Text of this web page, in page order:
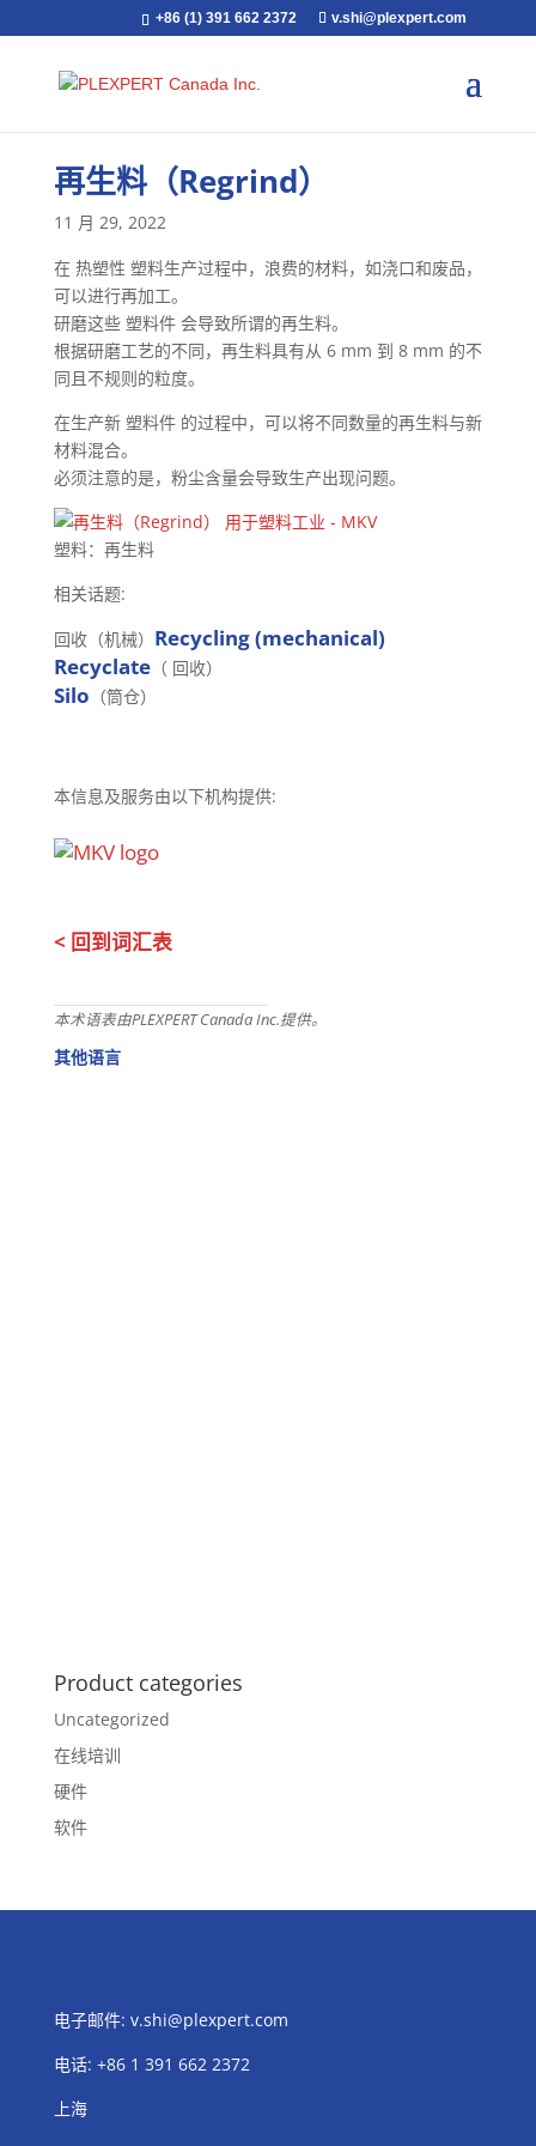
+86 (1) 391 662 2372 v.shi@plexpert.com
再生料（Regrind）
11 月 29, 2022
在 热塑性 塑料生产过程中，浪费的材料，如浇口和废品，
可以进行再加工。
研磨这些 塑料件 会导致所谓的再生料。
根据研磨工艺的不同，再生料具有从 6 mm 到 8 mm 的不
同且不规则的粒度。
在生产新 塑料件 的过程中，可以将不同数量的再生料与新
材料混合。
必须注意的是，粉尘含量会导致生产出现问题。
塑料：再生料
相关话题:
回收（机械） Recycling (mechanical)
Recyclate（ 回收）
Silo （筒仓）
本信息及服务由以下机构提供:
< 回到词汇表
本术语表由PLEXPERT Canada Inc.提供。
其他语言
Product categories
Uncategorized
在线培训
硬件
软件
电子邮件: v.shi@plexpert.com
电话: +86 1 391 662 2372
上海